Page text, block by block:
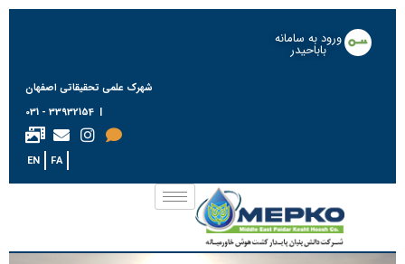
ورود به سامانه
باباحیدر
شهرک علمی تحقیقاتی اصفهان
| 33932154 - 031
FA
EN